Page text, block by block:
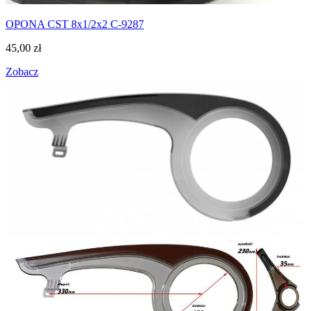
OPONA CST 8x1/2x2 C-9287
45,00 zł
Zobacz